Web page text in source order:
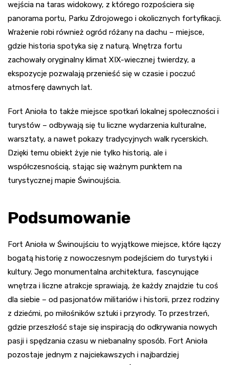
wejścia na taras widokowy, z którego rozpościera się
panorama portu, Parku Zdrojowego i okolicznych fortyfikacji.
Wrażenie robi również ogród różany na dachu – miejsce,
gdzie historia spotyka się z naturą. Wnętrza fortu
zachowały oryginalny klimat XIX-wiecznej twierdzy, a
ekspozycje pozwalają przenieść się w czasie i poczuć
atmosferę dawnych lat.
Fort Anioła to także miejsce spotkań lokalnej społeczności i
turystów – odbywają się tu liczne wydarzenia kulturalne,
warsztaty, a nawet pokazy tradycyjnych walk rycerskich.
Dzięki temu obiekt żyje nie tylko historią, ale i
współczesnością, stając się ważnym punktem na
turystycznej mapie Świnoujścia.
Podsumowanie
Fort Anioła w Świnoujściu to wyjątkowe miejsce, które łączy
bogatą historię z nowoczesnym podejściem do turystyki i
kultury. Jego monumentalna architektura, fascynujące
wnętrza i liczne atrakcje sprawiają, że każdy znajdzie tu coś
dla siebie – od pasjonatów militariów i historii, przez rodziny
z dziećmi, po miłośników sztuki i przyrody. To przestrzeń,
gdzie przeszłość staje się inspiracją do odkrywania nowych
pasji i spędzania czasu w niebanalny sposób. Fort Anioła
pozostaje jednym z najciekawszych i najbardziej